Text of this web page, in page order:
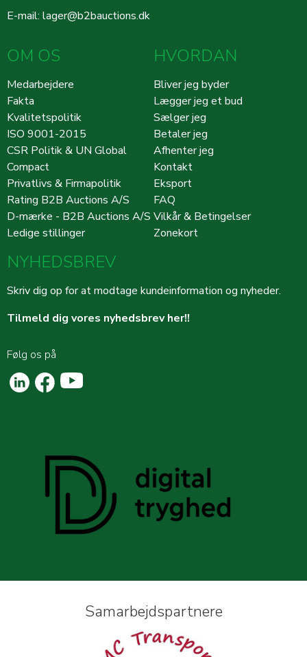
E-mail: lager@b2bauctions.dk
OM OS
Medarbejdere
Fakta
Kvalitetspolitik
ISO 9001-2015
CSR Politik & UN Global
Compact
Privatlivs & Firmapolitik
Rating B2B Auctions A/S
D-mærke - B2B Auctions A/S
Ledige stillinger
HVORDAN
Bliver jeg byder
Lægger jeg et bud
Sælger jeg
Betaler jeg
Afhenter jeg
Kontakt
Eksport
FAQ
Vilkår & Betingelser
Zonekort
NYHEDSBREV
Skriv dig op for at modtage kundeinformation og nyheder.
Tilmeld dig vores nyhedsbrev her!!
Følg os på
Samarbejdspartnere